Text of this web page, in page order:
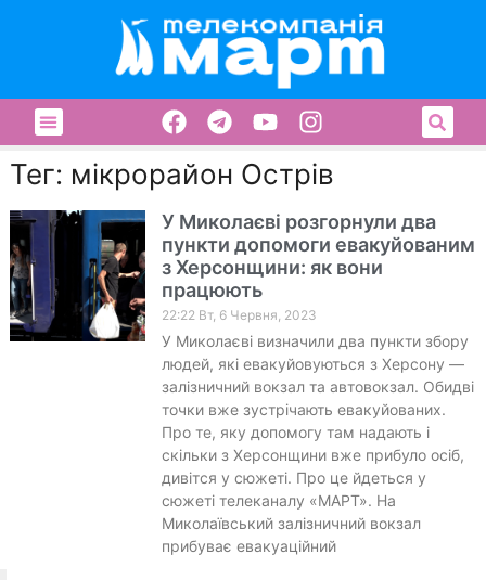
Тег: мікрорайон Острів
У Миколаєві розгорнули два
пункти допомоги евакуйованим
з Херсонщини: як вони
працюють
22:22 Вт, 6 Червня, 2023
У Миколаєві визначили два пункти збору
людей, які евакуйовуються з Херсону —
залізничний вокзал та автовокзал. Обидві
точки вже зустрічають евакуйованих.
Про те, яку допомогу там надають і
скільки з Херсонщини вже прибуло осіб,
дивітся у сюжеті. Про це йдеться у
сюжеті телеканалу «МАРТ». На
Миколаївський залізничний вокзал
прибуває евакуаційний